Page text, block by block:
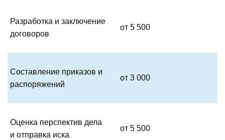
Разработка и заключение
договоров
от 5 500
Составление приказов и
распоряжений
от 3 000
Оценка перспектив дела
и отправка иска
от 5 500